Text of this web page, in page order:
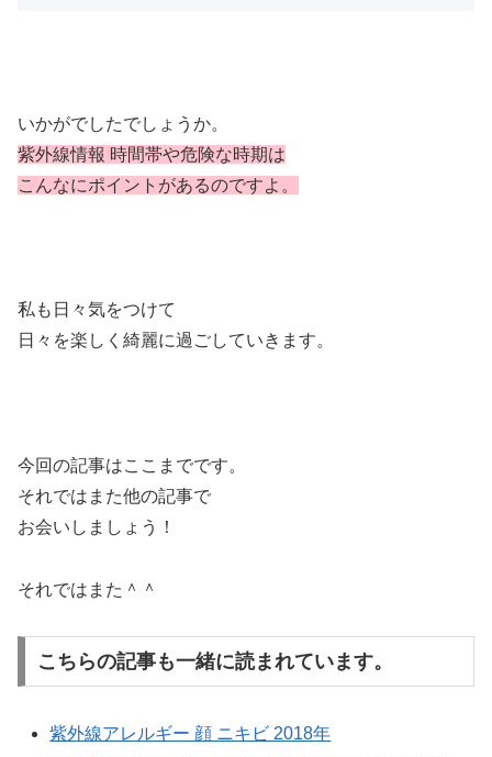
いかがでしたでしょうか。
紫外線情報 時間帯や危険な時期は
こんなにポイントがあるのですよ。
私も日々気をつけて
日々を楽しく綺麗に過ごしていきます。
今回の記事はここまでです。
それではまた他の記事で
お会いしましょう！
それではまた＾＾
こちらの記事も一緒に読まれています。
紫外線アレルギー 顔 ニキビ 2018年